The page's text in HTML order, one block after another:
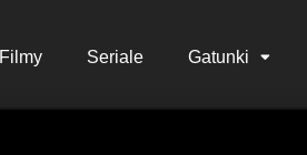
Filmy Seriale Gatunki